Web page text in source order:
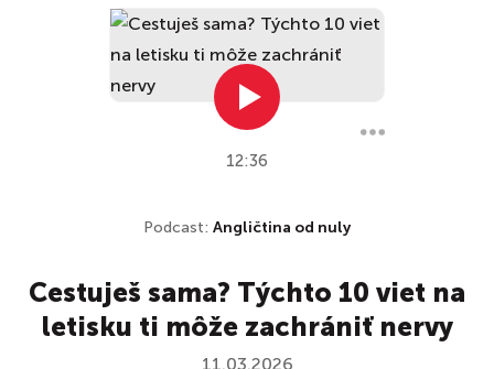
12:36
Podcast: Angličtina od nuly
Cestuješ sama? Týchto 10 viet na
letisku ti môže zachrániť nervy
11.03.2026